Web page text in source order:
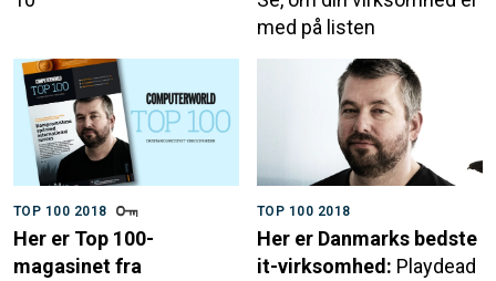
med på listen
TOP 100 2018
Her er Top 100-
magasinet fra
TOP 100 2018
Her er Danmarks bedste
it-virksomhed: Playdead